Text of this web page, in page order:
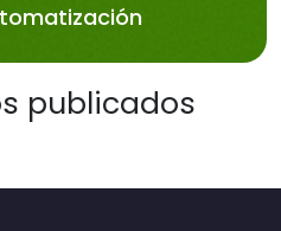
publicados